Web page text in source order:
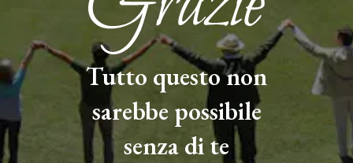
Tutto questo non
sarebbe possibile
senza di te